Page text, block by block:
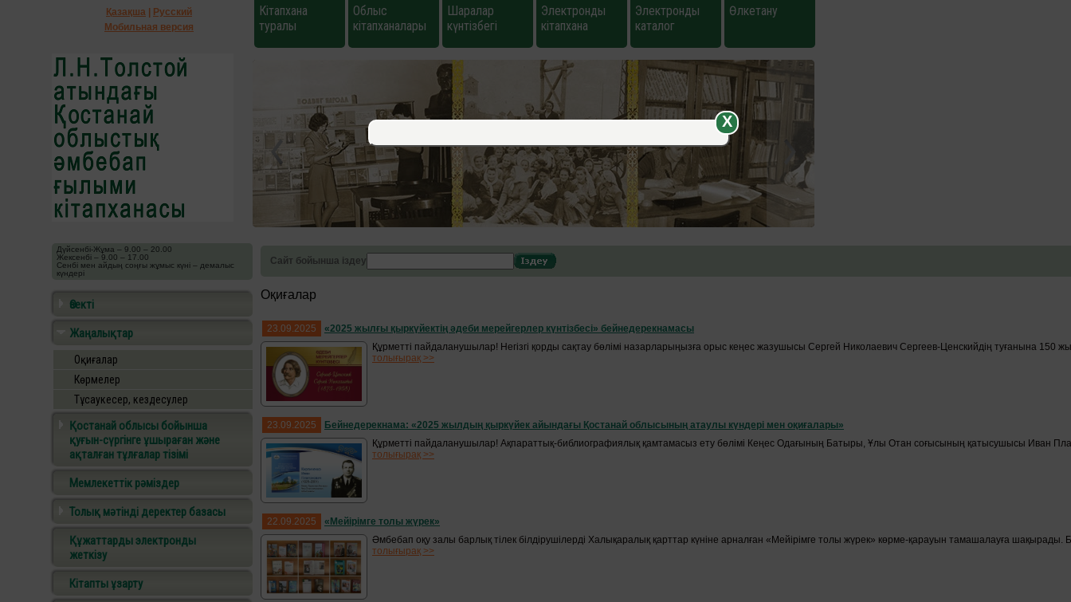
Қазақша
Русский
Мобильная версия
Кітапхана
туралы
Облыс
кітапханалары
Шаралар
күнтізбегі
Электронды
кітапхана
Электронды
каталог
Өлкетану
Дүйсенбі-Жұма – 9.00 – 20.00
Жексенбі – 9.00 – 17.00
Сенбі мен айдың соңғы жұмыс күні – демалыс
күндері
Сайт бойынша іздеу
Өзекті
Жаңалықтар
Оқиғалар
Көрмелер
Тұсаукесер, кездесулер
Қостанай облысы бойынша
қуғын-сүргінге ұшыраған және
ақталған тұлғалар тізімі
Мемлекеттік рәміздер
Толық мәтінді деректер базасы
Құжаттарды электронды
жеткізу
Кітапты ұзарту
Оқиғалар
23.09.2025
«2025 жылғы қыркүйектің әдеби мерейгерлер күнтізбесі» бейнедерекнамасы
Құрметті пайдаланушылар! Негізгі қорды сақтау бөлімі назарларыңызға орыс кеңес жазушысы Сергей Николаевич Сергеев-Ценскийдің туғанына
толығырақ >>
23.09.2025
Бейнедерекнама: «2025 жылдың қыркүйек айындағы Қостанай облысының атаулы күндері мен оқиғалары»
Құрметті пайдаланушылар! Ақпараттық-библиографиялық қамтамасыз ету бөлімі Кеңес Одағының Батыры, Ұлы Отан соғысының қатысушысы Иван
толығырақ >>
22.09.2025
«Мейірімге толы жүрек»
Әмбебап оқу залы барлық тілек білдірушілерді Халықаралық қарттар күніне арналған «Мейірімге толы жүрек» көрме-қарауын тамашалауға шақырады.
толығырақ >>
X